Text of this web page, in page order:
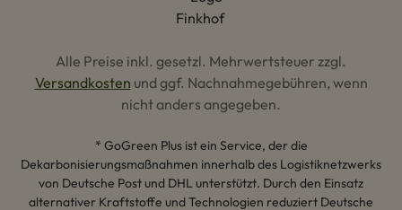
Alle Preise inkl. gesetzl. Mehrwertsteuer zzgl.
Versandkosten und ggf. Nachnahmegebühren, wenn
nicht anders angegeben.
* GoGreen Plus ist ein Service, der die
Dekarbonisierungsmaßnahmen innerhalb des Logistiknetzwerks
von Deutsche Post und DHL unterstützt. Durch den Einsatz
alternativer Kraftstoffe und Technologien reduziert Deutsche